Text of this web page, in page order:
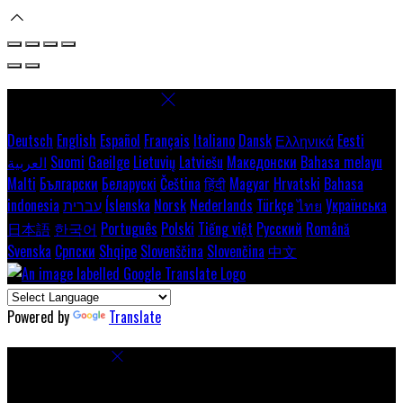
Deutsch English Español Français Italiano Dansk Ελληνικά Eesti
العربية Suomi Gaeilge Lietuvių Latviešu Македонски Bahasa melayu
Malti Български Беларускі Čeština हिंदी Magyar Hrvatski Bahasa
indonesia עברית Íslenska Norsk Nederlands Türkçeไทย Українська
日本語 한국어 Português Polski Tiếng việt Русский Română
Svenska Српски Shqipe Slovenščina Slovenčina 中文
Powered by Translate